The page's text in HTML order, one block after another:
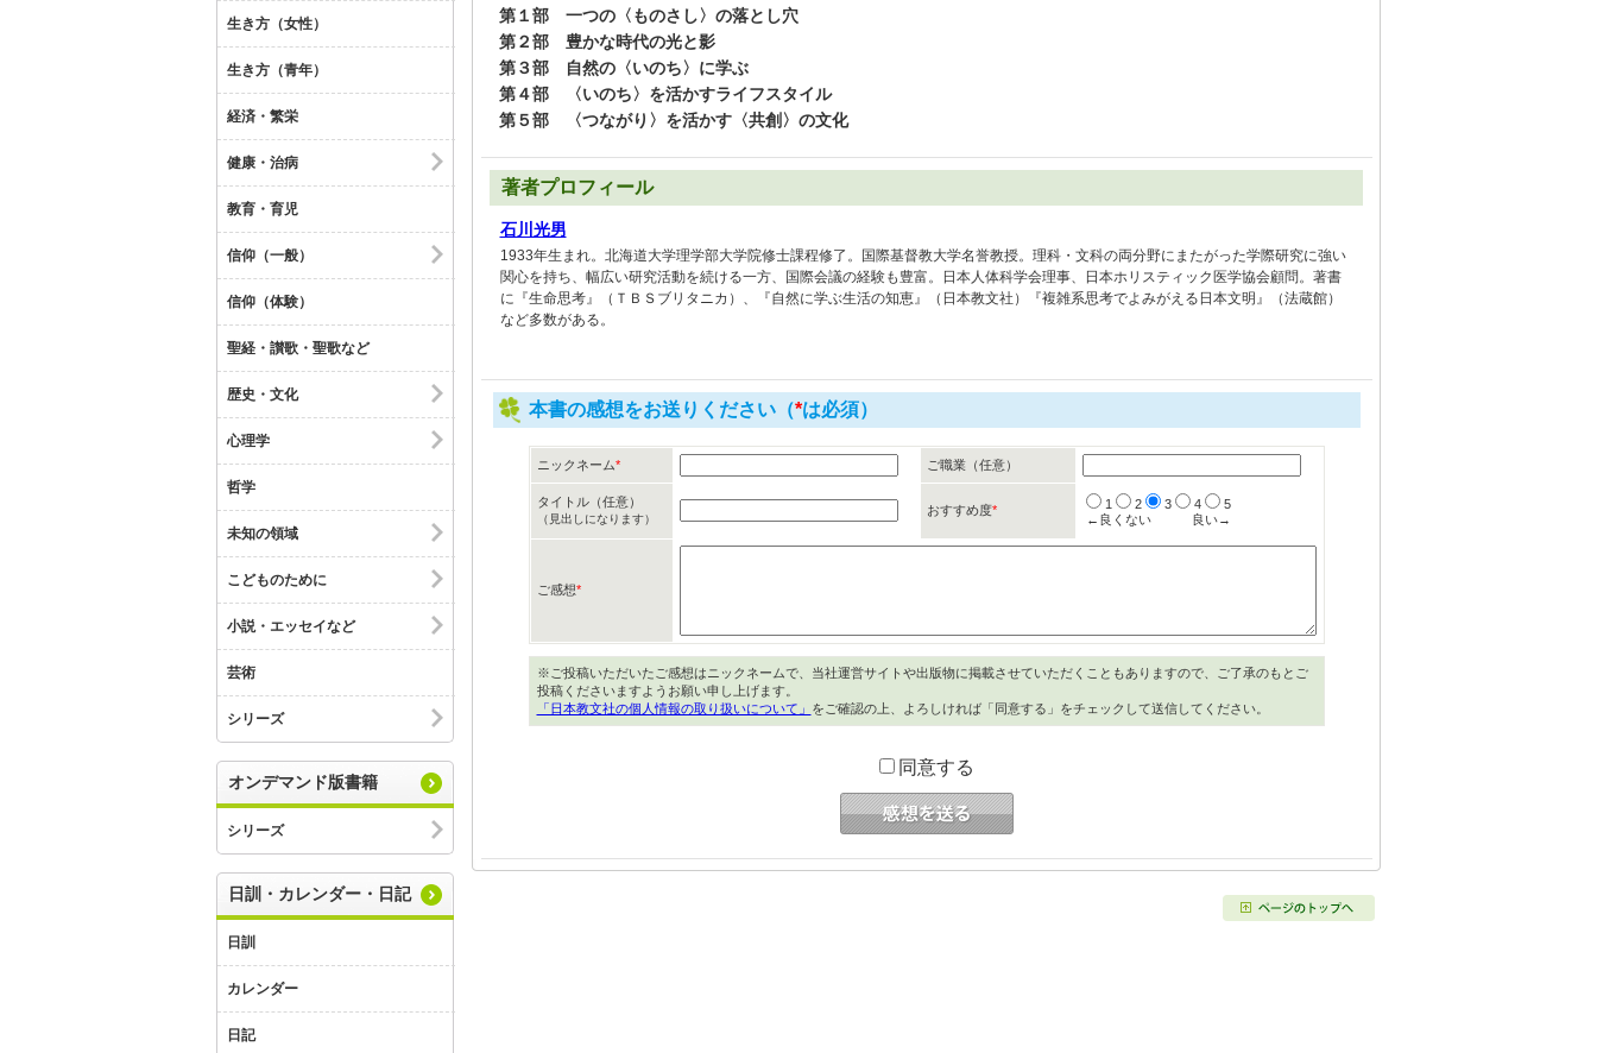
生き方（女性）
生き方（青年）
経済・繁栄
健康・治病
教育・育児
信仰（一般）
信仰（体験）
聖経・讃歌・聖歌など
歴史・文化
心理学
哲学
未知の領域
こどものために
小説・エッセイなど
芸術
シリーズ
オンデマンド版書籍
シリーズ
日訓・カレンダー・日記
日訓
カレンダー
日記
第１部 一つの〈ものさし〉の落とし穴
第２部 豊かな時代の光と影
第３部 自然の〈いのち〉に学ぶ
第４部 〈いのち〉を活かすライフスタイル
第５部 〈つながり〉を活かす〈共創〉の文化
著者プロフィール
石川光男
1933年生まれ。北海道大学理学部大学院修士課程修了。国際基督教大学名誉教授。理科・文科の両分野にまたがった学際研究に強い
関心を持ち、幅広い研究活動を続ける一方、国際会議の経験も豊富。日本人体科学会理事、日本ホリスティック医学協会顧問。著書
に『生命思考』（ＴＢＳブリタニカ）、『自然に学ぶ生活の知恵』（日本教文社）『複雑系思考でよみがえる日本文明』（法蔵館）
など多数がある。
本書の感想をお送りください（*は必須）
ニックネーム* ご職業（任意）
タイトル（任意）
（見出しになります）
おすすめ度* 1 2 3 4
5
←良くない
良い→
ご感想*
※ご投稿いただいたご感想はニックネームで、当社運営サイトや出版物に掲載させていただくこともありますので、ご了承のもとご
投稿くださいますようお願い申し上げます。
「日本教文社の個人情報の取り扱いについて」 をご確認の上、よろしければ「同意する」をチェックして送信してください。
同意する